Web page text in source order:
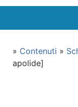
» Contenuti »
apolide]